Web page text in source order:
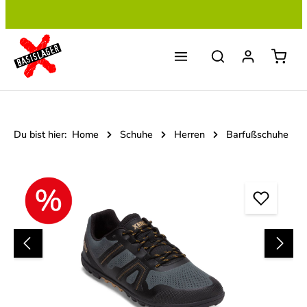
Du bist hier: Home Schuhe Herren Barfußschuhe